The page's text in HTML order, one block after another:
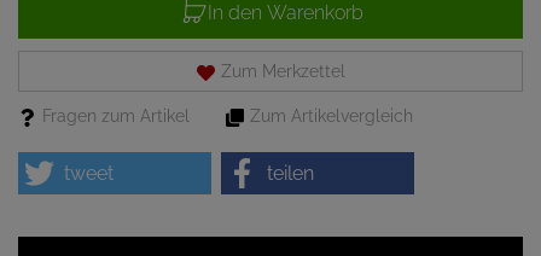
In den Warenkorb
Zum Merkzettel
Fragen zum Artikel Zum Artikelvergleich
tweet teilen